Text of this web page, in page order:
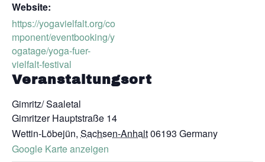
Website:
https://yogavielfalt.org/co
mponent/eventbooking/y
ogatage/yoga-fuer-
vielfalt-festival
Veranstaltungsort
Gimritz/ Saaletal
Gimritzer Hauptstraße 14
Wettin-Löbejün, Sachsen-Anhalt06193 Germany
Google Karte anzeigen